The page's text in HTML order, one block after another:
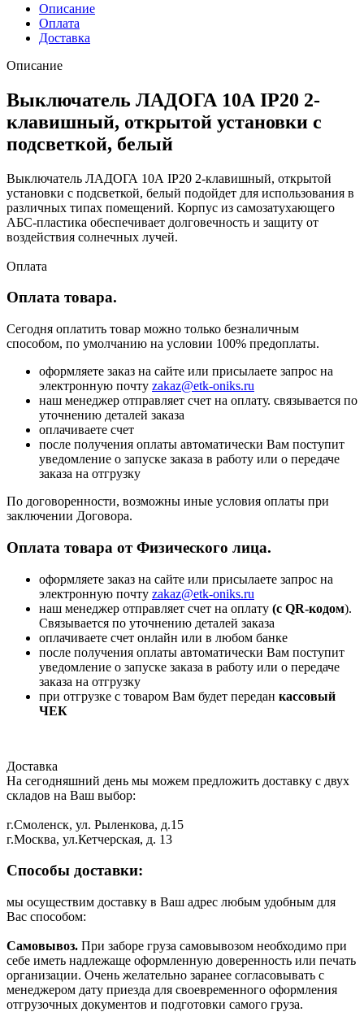
Описание
Оплата
Доставка
Описание
Выключатель ЛАДОГА 10А IP20 2-
клавишный, открытой установки с
подсветкой, белый
Выключатель ЛАДОГА 10А IP20 2-клавишный, открытой
установки с подсветкой, белый подойдет для использования в
различных типах помещений. Корпус из самозатухающего
АБС-пластика обеспечивает долговечность и защиту от
воздействия солнечных лучей.
Оплата
Оплата товара.
Сегодня оплатить товар можно только безналичным
способом, по умолчанию на условии 100% предоплаты.
оформляете заказ на сайте или присылаете запрос на
электронную почту zakaz@etk-oniks.ru
наш менеджер отправляет счет на оплату. связывается по
уточнению деталей заказа
оплачиваете счет
после получения оплаты автоматически Вам поступит
уведомление о запуске заказа в работу или о передаче
заказа на отгрузку
По договоренности, возможны иные условия оплаты при
заключении Договора.
Оплата товара от Физического лица.
оформляете заказ на сайте или присылаете запрос на
электронную почту zakaz@etk-oniks.ru
наш менеджер отправляет счет на оплату (с QR-кодом).
Связывается по уточнению деталей заказа
оплачиваете счет онлайн или в любом банке
после получения оплаты автоматически Вам поступит
уведомление о запуске заказа в работу или о передаче
заказа на отгрузку
при отгрузке с товаром Вам будет передан кассовый
ЧЕК
Доставка
На сегодняшний день мы можем предложить доставку с двух
складов на Ваш выбор:
г.Смоленск, ул. Рыленкова, д.15
г.Москва, ул.Кетчерская, д. 13
Способы доставки:
мы осуществим доставку в Ваш адрес любым удобным для
Вас способом:
Самовывоз. При заборе груза самовывозом необходимо при
себе иметь надлежаще оформленную доверенность или печать
организации. Очень желательно заранее согласовывать с
менеджером дату приезда для своевременного оформления
отгрузочных документов и подготовки самого груза.